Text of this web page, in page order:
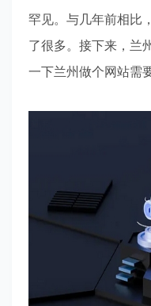
罕见。与几年前相比
了很多。接下来，兰
一下兰州做个网站需